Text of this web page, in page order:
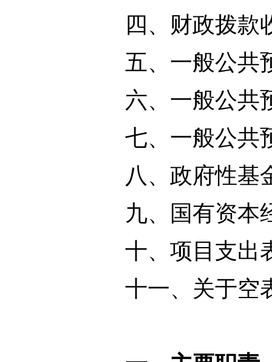
四、财政拨款
五、一般公共
六、一般公共
七、一般公共预
八、政府性基
九、国有资本
十、项目支出
十一、关于空